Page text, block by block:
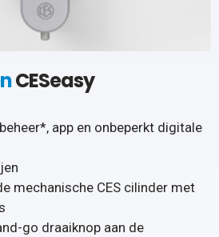
CESeasy
app en onbeperkt digitale
mechanische CES cilinder met
go draaiknop aan de